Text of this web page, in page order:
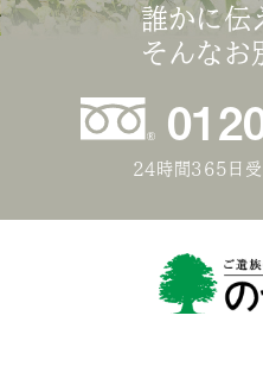
誰かに伝
そんなお
24時間365日受